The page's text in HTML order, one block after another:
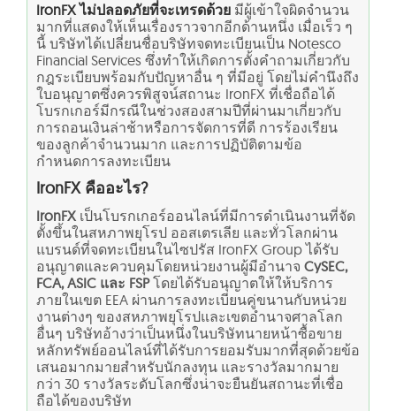
IronFX ไม่ปลอดภัยที่จะเทรดด้วย มีผู้เข้าใจผิดจำนวน
มากที่แสดงให้เห็นเรื่องราวจากอีกด้านหนึ่ง เมื่อเร็ว ๆ
นี้ บริษัทได้เปลี่ยนชื่อบริษัทจดทะเบียนเป็น Notesco
Financial Services ซึ่งทำให้เกิดการตั้งคำถามเกี่ยวกับ
กฎระเบียบพร้อมกับปัญหาอื่น ๆ ที่มีอยู่ โดยไม่คำนึงถึง
ใบอนุญาตซึ่งควรพิสูจน์สถานะ IronFX ที่เชื่อถือได้
โบรกเกอร์มีกรณีในช่วงสองสามปีที่ผ่านมาเกี่ยวกับ
การถอนเงินล่าช้าหรือการจัดการที่ดี การร้องเรียน
ของลูกค้าจำนวนมาก และการปฏิบัติตามข้อ
กำหนดการลงทะเบียน
IronFX คืออะไร?
IronFX เป็นโบรกเกอร์ออนไลน์ที่มีการดำเนินงานที่จัด
ตั้งขึ้นในสหภาพยุโรป ออสเตรเลีย และทั่วโลกผ่าน
แบรนด์ที่จดทะเบียนในไซปรัส IronFX Group ได้รับ
อนุญาตและควบคุมโดยหน่วยงานผู้มีอำนาจ CySEC,
FCA, ASIC และ FSPโดยได้รับอนุญาตให้ให้บริการ
ภายในเขต EEA ผ่านการลงทะเบียนคู่ขนานกับหน่วย
งานต่างๆ ของสหภาพยุโรปและเขตอำนาจศาลโลก
อื่นๆ บริษัทอ้างว่าเป็นหนึ่งในบริษัทนายหน้าซื้อขาย
หลักทรัพย์ออนไลน์ที่ได้รับการยอมรับมากที่สุดด้วยข้อ
เสนอมากมายสำหรับนักลงทุน และรางวัลมากมาย
กว่า 30 รางวัลระดับโลกซึ่งน่าจะยืนยันสถานะที่เชื่อ
ถือได้ของบริษัท